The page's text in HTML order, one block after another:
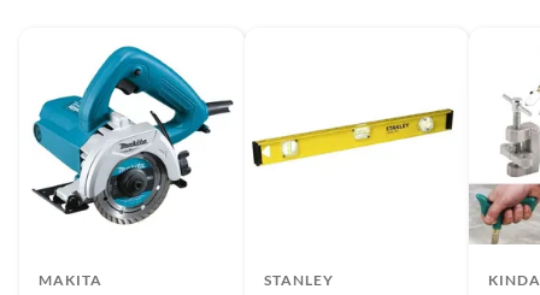
MAKITA STANLEY